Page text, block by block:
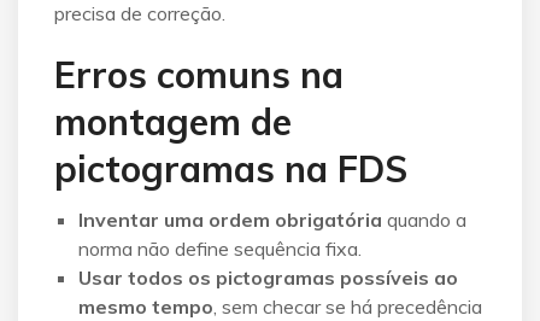
precisa de correção.
Erros comuns na
montagem de
pictogramas na FDS
Inventar uma ordem obrigatória quando a
norma não define sequência fixa.
Usar todos os pictogramas possíveis ao
mesmo tempo, sem checar se há precedência